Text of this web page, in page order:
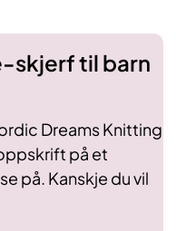
skjerf til barn
Dreams Knitting
på et
på. Kanskje du vil